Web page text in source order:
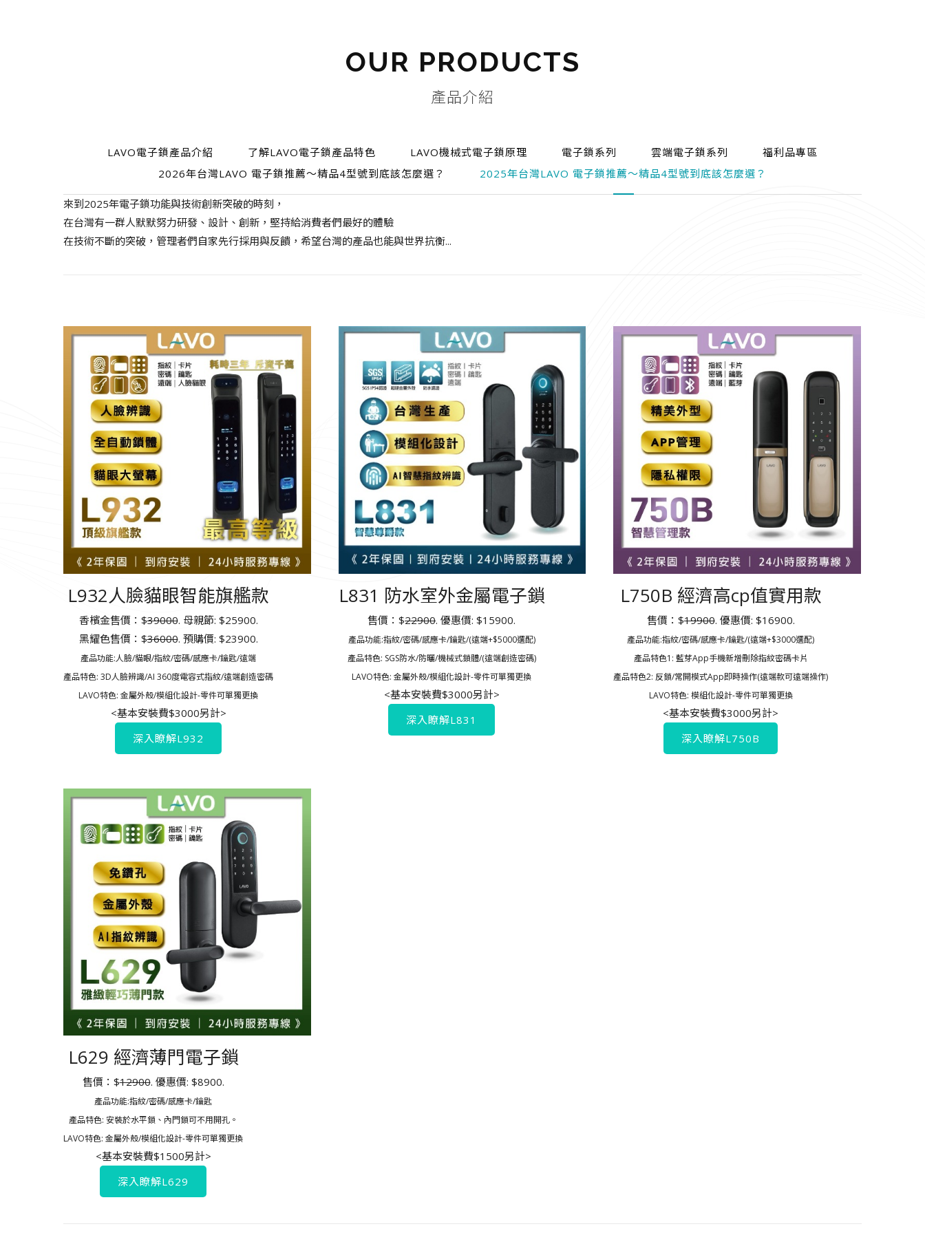
OUR PRODUCTS
產品介紹
LAVO電子鎖產品介紹 了解LAVO電子鎖產品特色 LAVO機械式電子鎖原理 電子鎖系列 雲端電子鎖系列
福利品專區
2026年台灣LAVO 電子鎖推薦～精品4型號到底該怎麼選？
2025年台灣LAVO 電子鎖推薦～精品4型號到底該怎麼選？
來到2025年電子鎖功能與技術創新突破的時刻，
在台灣有一群人默默努力研發、設計、創新，堅持給消費者們最好的體驗
在技術不斷的突破，管理者們自家先行採用與反饋，希望台灣的產品也能與世界抗衡...
L932人臉貓眼智能旗艦款
香檳金售價：$39000. 母親節: $25900.
黑耀色售價：$36000. 預購價: $23900.
產品功能:人臉/貓眼/指紋/密碼/感應卡/鑰匙/遠端
產品特色: 3D人臉辨識/AI 360度電容式指紋/遠端創造密碼
LAVO特色: 金屬外殼/模組化設計-零件可單獨更換
<基本安裝費$3000另計>
深入瞭解L932
L831 防水室外金屬電子鎖
售價：$22900. 優惠價: $15900.
產品功能:指紋/密碼/感應卡/鑰匙/(遠端+$5000選配)
產品特色: SGS防水/防曬/機械式鎖體/(遠端創造密碼)
LAVO特色: 金屬外殼/模組化設計-零件可單獨更換
<基本安裝費$3000另計>
深入瞭解L831
L750B 經濟高cp值實用款
售價：$19900. 優惠價: $16900.
產品功能:指紋/密碼/感應卡/鑰匙/(遠端+$3000選配)
產品特色1: 藍芽App手機新增刪除指紋密碼卡片
產品特色2: 反鎖/常開模式App即時操作(遠端款可遠端操作)
LAVO特色: 模組化設計-零件可單獨更換
<基本安裝費$3000另計>
深入瞭解L750B
L629 經濟薄門電子鎖
售價：$12900. 優惠價: $8900.
產品功能:指紋/密碼/感應卡/鑰匙
產品特色: 安裝於水平鎖、內門鎖可不用開孔。
LAVO特色: 金屬外殼/模組化設計-零件可單獨更換
<基本安裝費$1500另計>
深入瞭解L629